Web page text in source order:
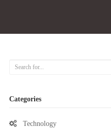
Categories
Technology